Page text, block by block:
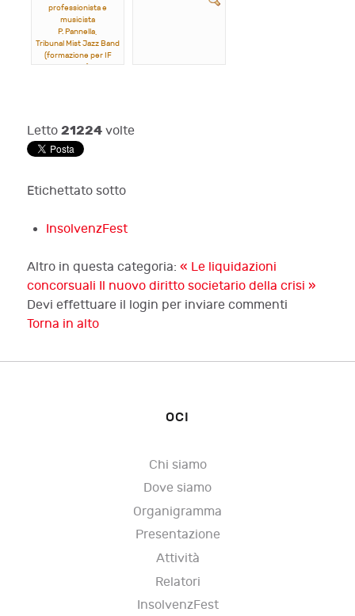
professionista e
musicista
P. Pannella,
Tribunal Mist Jazz Band
(formazione per IF
Letto 21224 volte
Etichettato sotto
InsolvenzFest
Altro in questa categoria: « Le liquidazioni
concorsuali Il nuovo diritto societario della crisi »
Devi effettuare il login per inviare commenti
Torna in alto
OCI
Chi siamo
Dove siamo
Organigramma
Presentazione
Attività
Relatori
InsolvenzFest